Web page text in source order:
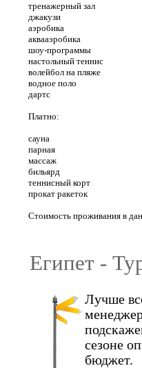
тренажерный зал
джакузи
аэробика
аквааэробика
шоу-программы
настольный теннис
волейбол на пляже
водное поло
дартс
Платно:
сауна
парная
массаж
бильярд
теннисный корт
прокат ракеток
Стоимость проживания в
Египет -
Лучше
сезоне
бюджет.